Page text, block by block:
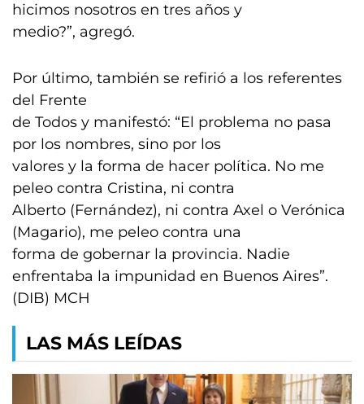
hicimos nosotros en tres años y
medio?”, agregó.
Por último, también se refirió a los referentes
del Frente
de Todos y manifestó: “El problema no pasa
por los nombres, sino por los
valores y la forma de hacer política. No me
peleo contra Cristina, ni contra
Alberto (Fernández), ni contra Axel o Verónica
(Magario), me peleo contra una
forma de gobernar la provincia. Nadie
enfrentaba la impunidad en Buenos Aires”.
(DIB) MCH
LAS MÁS LEÍDAS